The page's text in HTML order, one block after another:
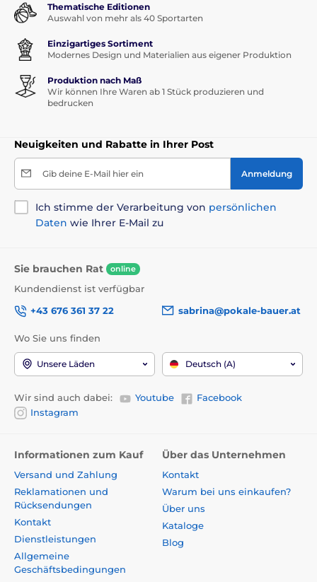
Thematische Editionen
Auswahl von mehr als 40 Sportarten
Einzigartiges Sortiment
Modernes Design und Materialien aus eigener Produktion
Produktion nach Maß
Wir können Ihre Waren ab 1 Stück produzieren und
bedrucken
Neuigkeiten und Rabatte in Ihrer Post
Gib deine E-Mail hier ein Anmeldung
Ich stimme der Verarbeitung von persönlichen
Daten wie Ihrer E-Mail zu
Sie brauchen Rat online
Kundendienst ist verfügbar
+43 676 361 37 22
sabrina@pokale-bauer.at
Wo Sie uns finden
Unsere Läden Deutsch (A)
Wir sind auch dabei: Youtube
Facebook
Instagram
Informationen zum Kauf
Versand und Zahlung
Reklamationen und
Rücksendungen
Kontakt
Dienstleistungen
Allgemeine
Geschäftsbedingungen
Über das Unternehmen
Kontakt
Warum bei uns einkaufen?
Über uns
Kataloge
Blog